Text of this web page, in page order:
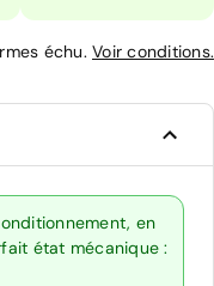
échu. Voir conditions.
en
état mécanique :